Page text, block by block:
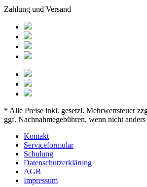
Zahlung und Versand
* Alle Preise inkl. gesetzl. Mehrwertsteuer
ggf. Nachnahmegebühren, wenn nicht anders
Kontakt
Serviceformular
Schulung
Datenschutzerklärung
AGB
Impressum